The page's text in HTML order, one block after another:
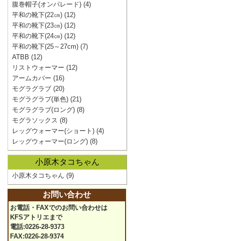
腹巻帽子(オンパレード) (4)
平和の靴下(22㎝) (12)
平和の靴下(23㎝) (12)
平和の靴下(24㎝) (12)
平和の靴下(25～27cm) (7)
ATBB (12)
リストウォーマー (12)
アームカバー (16)
モグラグラブ (20)
モグラグラブ(単色) (21)
モグラグラブ(ロング) (8)
モグラソックス (8)
レッグウォーマー(ショート) (4)
レッグウォーマー(ロング) (8)
小原木タコちゃん
小原木タコちゃん (9)
お問い合わせ
お電話・FAXでのお問い合わせは
KFSアトリエまで
電話:0226-28-9373
FAX:0226-28-9374